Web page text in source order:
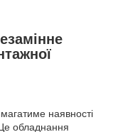
наявності
обладнання